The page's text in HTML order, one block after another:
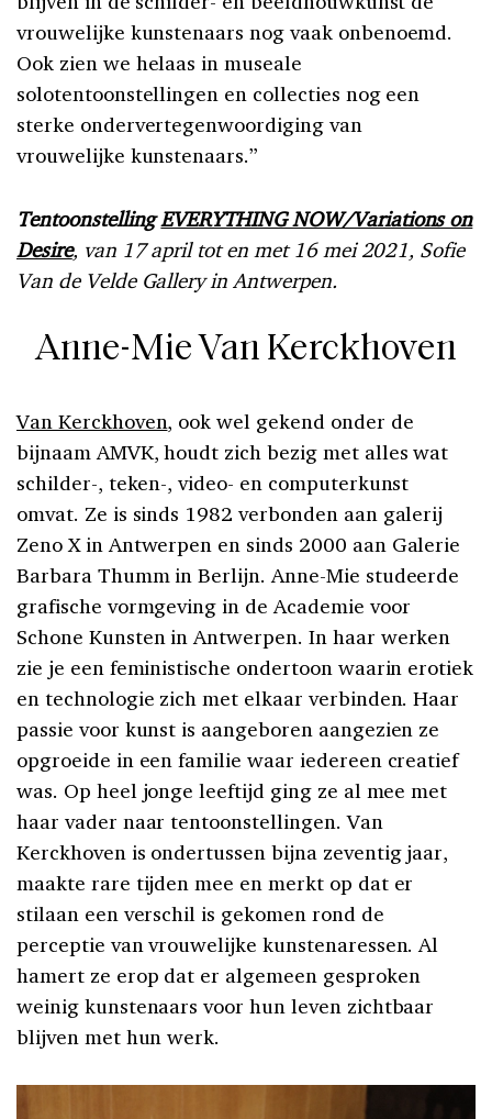
vrouwelijke kunstenaars nog vaak onbenoemd.
Ook zien we helaas in museale
solotentoonstellingen en collecties nog een
sterke ondervertegenwoordiging van
vrouwelijke kunstenaars.”
TentoonstellingEVERYTHING NOW/Variations on
Desire, van 17 april tot en met 16 mei 2021, Sofie
Van de Velde Gallery in Antwerpen.
Anne-Mie Van Kerckhoven
Van Kerckhoven, ook wel gekend onder de
bijnaam AMVK, houdt zich bezig met alles wat
schilder-, teken-, video- en computerkunst
omvat. Ze is sinds 1982 verbonden aan galerij
Zeno X in Antwerpen en sinds 2000 aan Galerie
Barbara Thumm in Berlijn. Anne-Mie studeerde
grafische vormgeving in de Academie voor
Schone Kunsten in Antwerpen. In haar werken
zie je een feministische ondertoon waarin erotiek
en technologie zich met elkaar verbinden. Haar
passie voor kunst is aangeboren aangezien ze
opgroeide in een familie waar iedereen creatief
was. Op heel jonge leeftijd ging ze al mee met
haar vader naar tentoonstellingen. Van
Kerckhoven is ondertussen bijna zeventig jaar,
maakte rare tijden mee en merkt op dat er
stilaan een verschil is gekomen rond de
perceptie van vrouwelijke kunstenaressen. Al
hamert ze erop dat er algemeen gesproken
weinig kunstenaars voor hun leven zichtbaar
blijven met hun werk.